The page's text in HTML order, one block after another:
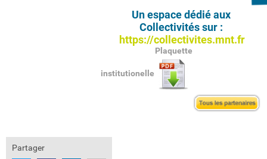
Un espace dédié aux
Collectivités sur :
https://collectivites.mnt.fr
Plaquette
institutionelle
Partager